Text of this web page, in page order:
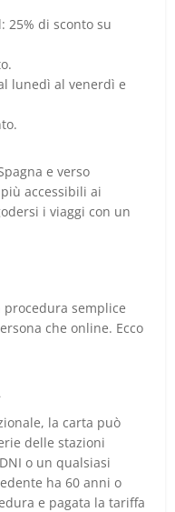
25% di sconto su
lunedì al venerdì e
e verso
accessibili ai
i viaggi con un
procedura semplice
che online. Ecco
la carta può
delle stazioni
o un qualsiasi
ha 60 anni o
e pagata la tariffa